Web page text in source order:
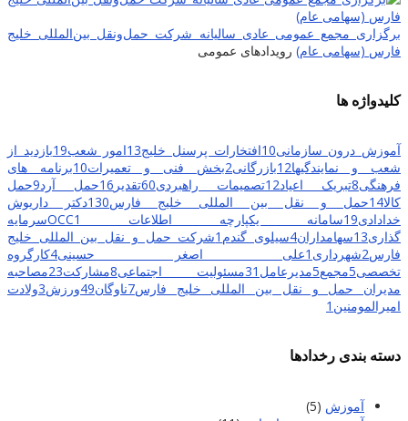
برگزاری مجمع عمومی عادی سالیانه شرکت حمل‌ونقل بین‌المللی خلیج
فارس (سهامی عام) رویدادهای عمومی
کلیدواژه ها
آموزش درون سازمانی10افتخارات پرسنل خلیج13امور شعب19بازدید از
شعب و نمایندگیها12بازرگانی2بخش فنی و تعمیرات10برنامه های
فرهنگی8تبریک اعیاد12تصمیمات راهبردی60تقدیر 16حمل آرد9حمل
کالا14حمل و نقل بین المللی خلیج فارس130دکتر داریوش
خدادادی19سامانه یکپارچه اطلاعات OCC 1
سرمایه
گذاری13سهامداران4سیلوی گندم 1شرکت حمل و نقل بین المللی خلیج
فارس2شهرداری 1علی اصغر حسینی4کارگروه
تخصصی5مجمع5مدیرعامل 31مسئولیت اجتماعی8مشارکت23مصاحبه
مدیران حمل و نقل بین المللی خلیج فارس7ناوگان49ورزش3ولادت
امیرالمومنین 1
دسته بندی رخدادها
آموزش (5)